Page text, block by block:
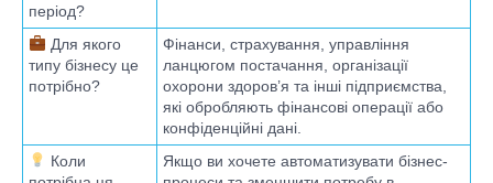
період?
Для якого
типу бізнесу це
потрібно?
Фінанси, страхування, управління
ланцюгом постачання, організації
охорони здоров’я та інші підприємства,
які обробляють фінансові операції або
конфіденційні дані.
Коли
Якщо ви хочете автоматизувати бізнес-